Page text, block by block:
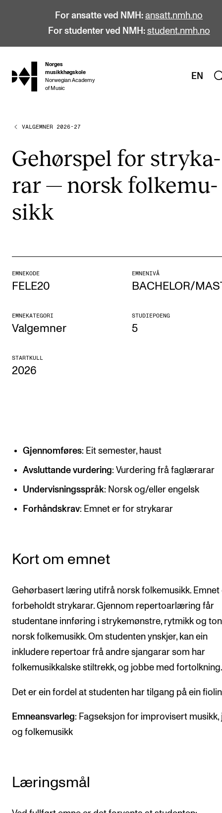
For ansatte ved NMH: ansatt.nmh.no
For studenter ved NMH: student.nmh.no
hjem
Norges
musikkhøgskole
Norwegian Academy
of Music
EN
STUDIER
Bachelor
Master
Årsstudium og videreutdanning
Talentutvikling
STUDENTLIV
Biblioteket
Salane våre
CREMAH
NordART
Prosjekter
Publikasjoner
Utveksling
Samarbeidsprosjekter
Nettverk
AKTUELT
Ledige stillinger
Kontakt oss
VALGEMNER 2026-27
Gehørspel for stryka­
rar — norsk folke­mu­
sikk
EMNEKODE
FELE20
EMNENIVÅ
BACHELOR/
EMNEKATEGORI
Valgemner
STUDIEPOENG
5
STARTKULL
2026
Gjennomføres: Eit semester, haust
Avsluttande vurdering: Vurdering frå faglærarar
Undervisningsspråk: Norsk og/eller engelsk
Forhåndskrav: Emnet er for strykarar
Kort om emnet
Gehørbasert læring utifrå norsk folkemusikk. Emnet
forbeholdt strykarar. Gjennom repertoarlæring får
studentane innføring i strykemønstre, rytmikk og
norsk folkemusikk. Om studenten ynskjer, kan ein
inkludere repertoar frå andre sjangarar som har
folkemusikkalske stiltrekk, og jobbe med fortolkning.
Det er ein fordel at studenten har tilgang på ein
Emneansvarleg: Fagseksjon for improvisert musikk,
og folkemusikk
Læringsmål